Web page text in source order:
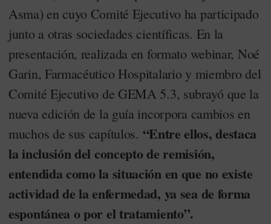
Asma) en cuyo Comité Ejecutivo ha participado
junto a otras sociedades científicas. En la
presentación, realizada en formato webinar, Noé
Garin, Farmacéutico Hospitalario y miembro del
Comité Ejecutivo de GEMA 5.3, subrayó que la
nueva edición de la guía incorpora cambios en
muchos de sus capítulos. “Entre ellos, destaca
la inclusión del concepto de remisión,
entendida como la situación en que no existe
actividad de la enfermedad, ya sea de forma
espontánea o por el tratamiento”.